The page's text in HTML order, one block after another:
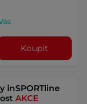
Koupit
inSPORTline
AKCE